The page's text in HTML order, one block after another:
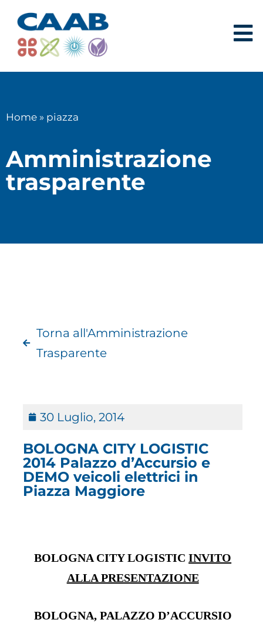
Home » piazza
Amministrazione
trasparente
Torna all'Amministrazione
Trasparente
30 Luglio, 2014
BOLOGNA CITY LOGISTIC
2014 Palazzo d’Accursio e
DEMO veicoli elettrici in
Piazza Maggiore
BOLOGNA CITY LOGISTICINVITO
ALLA PRESENTAZIONE
BOLOGNA, PALAZZO D’ACCURSIO